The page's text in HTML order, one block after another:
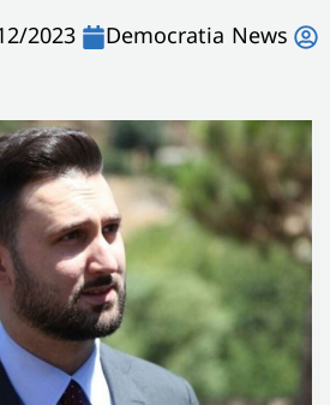
Democratia News
2023